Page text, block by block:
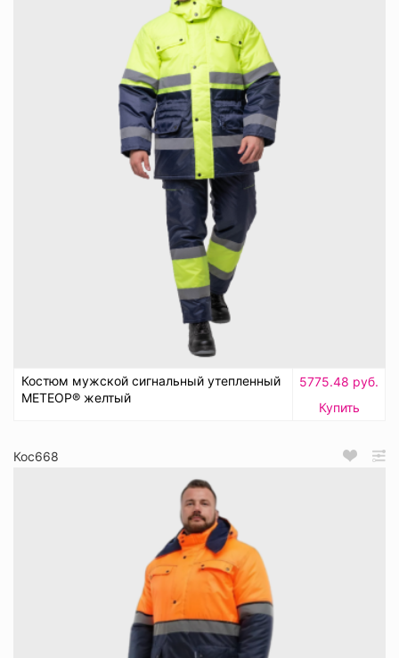
Костюм мужской сигнальный утепленный
МЕТЕОР® желтый
5775.48 руб.
Купить
Кос668